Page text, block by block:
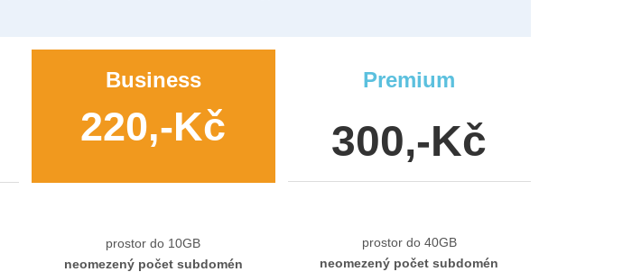
Business
220,-Kč
prostor do 10GB
neomezený počet subdomén
Premium
300,-Kč
prostor do 40GB
neomezený počet subdomén